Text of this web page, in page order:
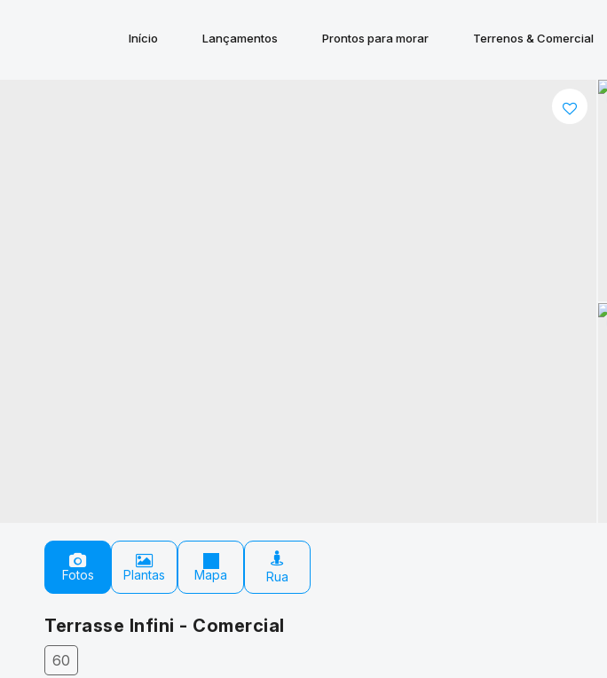
Terrenos & Comercial
Prontos para morar
Lançamentos
Início
Fotos Plantas Mapa
Terrasse Infini - Comercial
60